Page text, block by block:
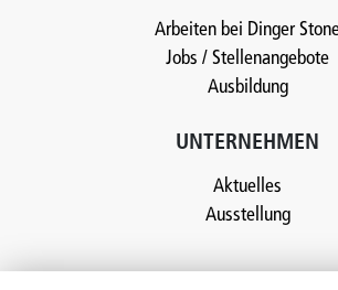
Arbeiten bei Dinger
Jobs / Stellenangebote
Ausbildung
UNTERNEHMEN
Aktuelles
Ausstellung